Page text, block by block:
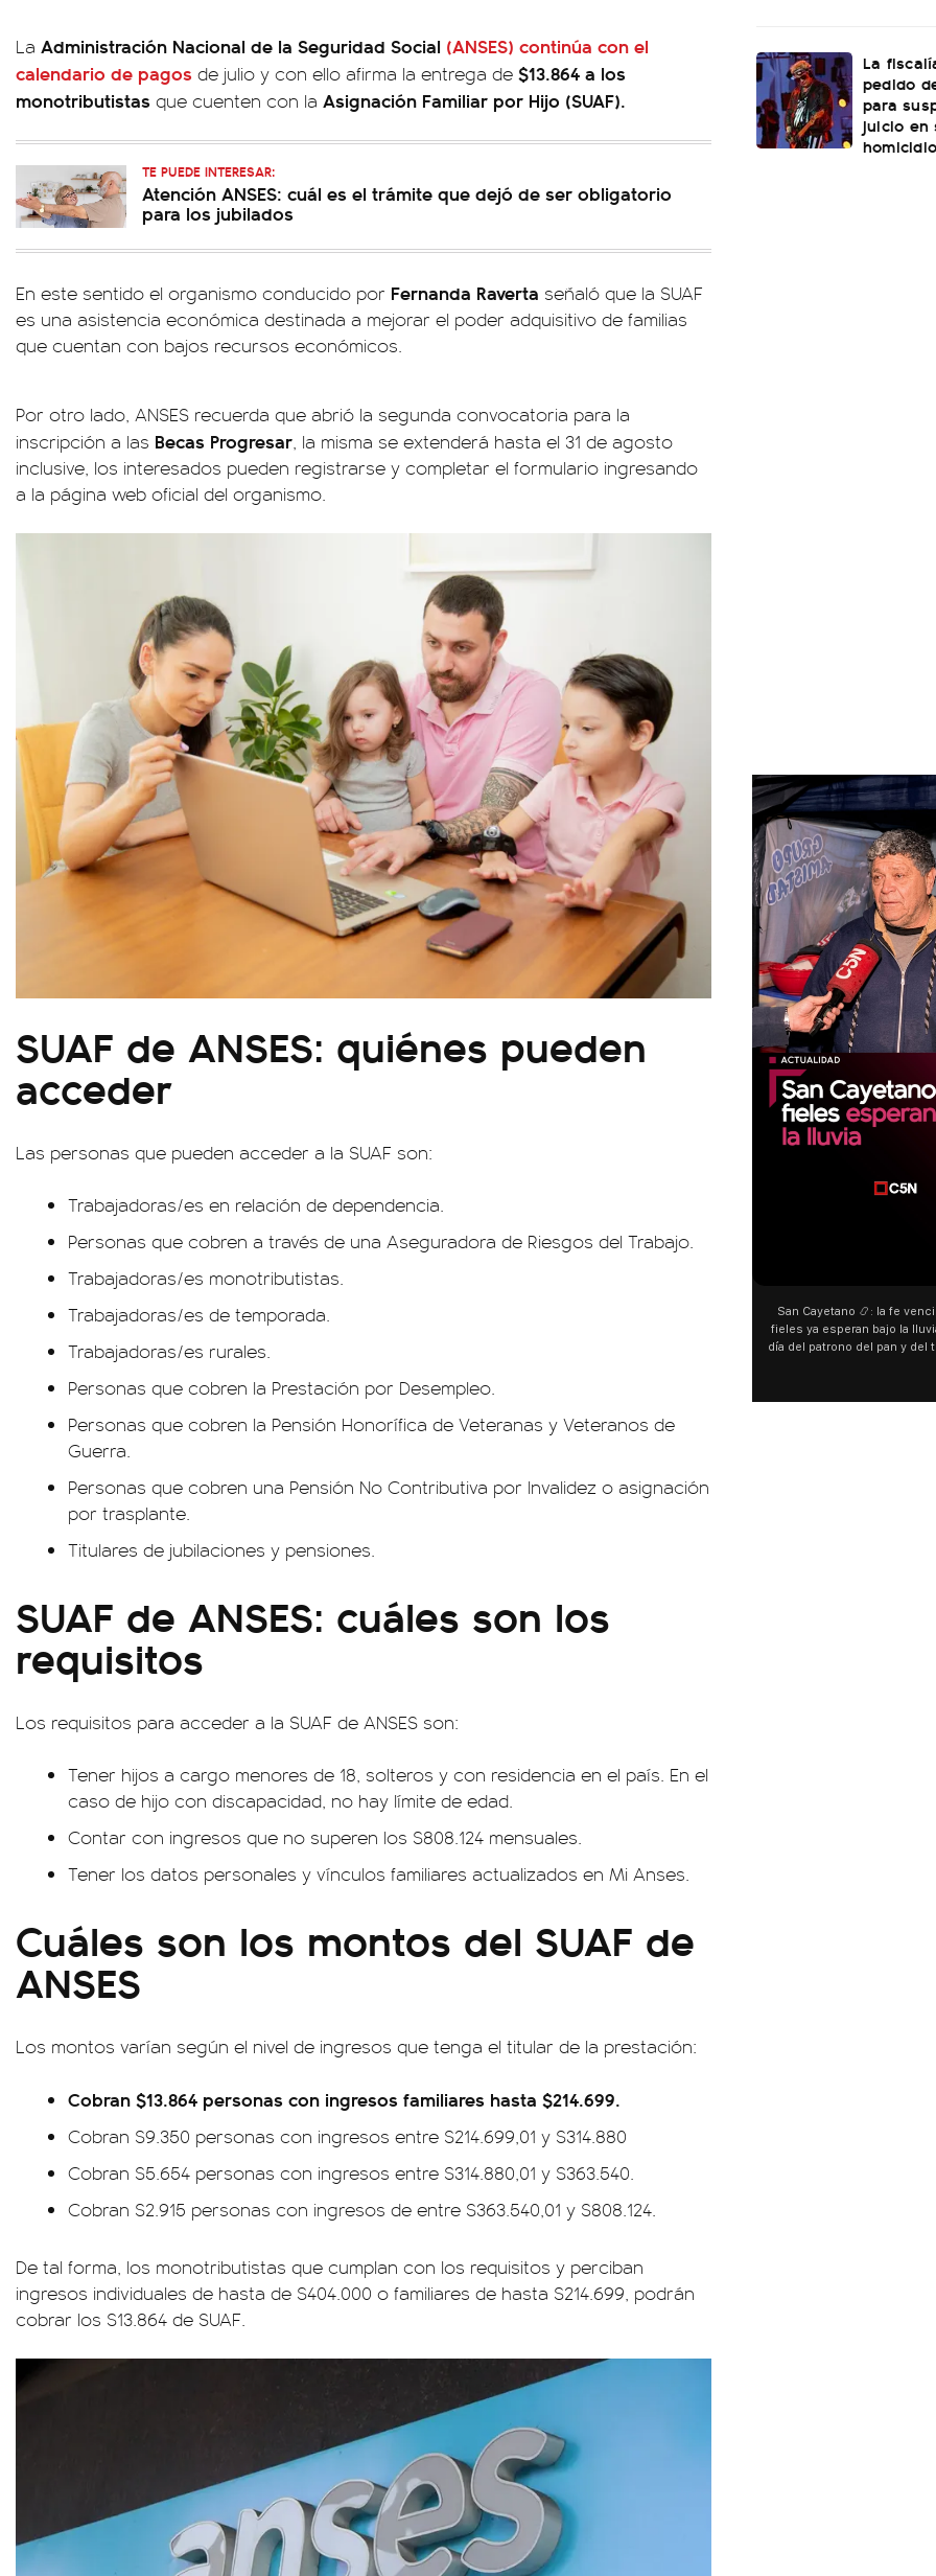
La Administración Nacional de la Seguridad Social (ANSES) continúa con el
calendario de pagos de julio y con ello afirma la entrega de $13.864 a los
monotributistas que cuenten con la Asignación Familiar por Hijo (SUAF).
TE PUEDE INTERESAR:
Atención ANSES: cuál es el trámite que dejó de ser obligatorio
para los jubilados
En este sentido el organismo conducido por Fernanda Raverta señaló que la SUAF
es una asistencia económica destinada a mejorar el poder adquisitivo de familias
que cuentan con bajos recursos económicos.
Por otro lado, ANSES recuerda que abrió la segunda convocatoria para la
inscripción a las Becas Progresar, la misma se extenderá hasta el 31 de agosto
inclusive, los interesados pueden registrarse y completar el formulario ingresando
a la página web oficial del organismo.
SUAF de ANSES: quiénes pueden
acceder
Las personas que pueden acceder a la SUAF son:
Trabajadoras/es en relación de dependencia.
Personas que cobren a través de una Aseguradora de Riesgos del Trabajo.
Trabajadoras/es monotributistas.
Trabajadoras/es de temporada.
Trabajadoras/es rurales.
Personas que cobren la Prestación por Desempleo.
Personas que cobren la Pensión Honorífica de Veteranas y Veteranos de
Guerra.
Personas que cobren una Pensión No Contributiva por Invalidez o asignación
por trasplante.
Titulares de jubilaciones y pensiones.
SUAF de ANSES: cuáles son los
requisitos
Los requisitos para acceder a la SUAF de ANSES son:
Tener hijos a cargo menores de 18, solteros y con residencia en el país. En el
caso de hijo con discapacidad, no hay límite de edad.
Contar con ingresos que no superen los $808.124 mensuales.
Tener los datos personales y vínculos familiares actualizados en Mi Anses.
Cuáles son los montos del SUAF de
ANSES
Los montos varían según el nivel de ingresos que tenga el titular de la prestación:
Cobran $13.864 personas con ingresos familiares hasta $214.699.
Cobran $9.350 personas con ingresos entre $214.699,01 y $314.880
Cobran $5.654 personas con ingresos entre $314.880,01 y $363.540.
Cobran $2.915 personas con ingresos de entre $363.540,01 y $808.124.
De tal forma, los monotributistas que cumplan con los requisitos y perciban
ingresos individuales de hasta de $404.000 o familiares de hasta $214.699, podrán
cobrar los $13.864 de SUAF.
La
pedido
para
juicio en
homicidio
“Preferís la joda y yo
¿Indirecta para Luck Ra? La
"Te vi", su nueva
encontrar similitudes entre
declaraciones que hizo tras